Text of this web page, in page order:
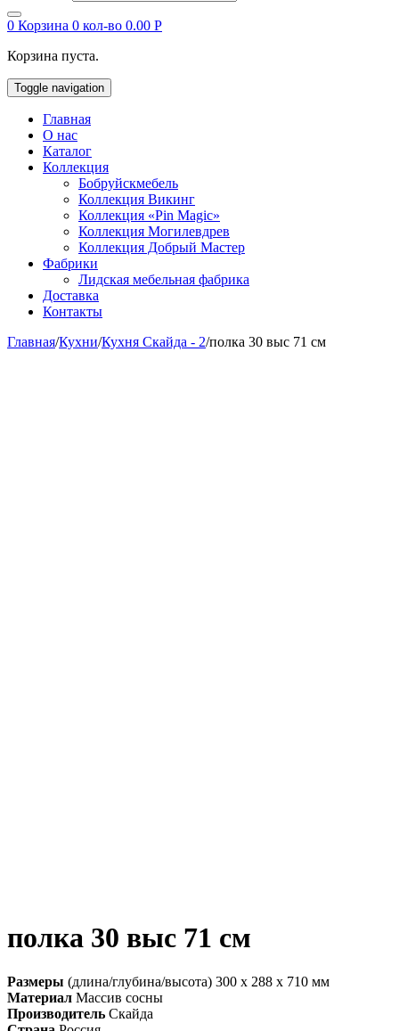
0 Корзина 0 кол-во 0.00 Р
Корзина пуста.
Toggle navigation
Главная
О нас
Каталог
Коллекция
Бобруйскмебель
Коллекция Викинг
Коллекция «Pin Magic»
Коллекция Могилевдрев
Коллекция Добрый Мастер
Фабрики
Лидская мебельная фабрика
Доставка
Контакты
Главная/Кухни/Кухня Скайда - 2/полка 30 выс 71 см
полка 30 выс 71 см
Размеры (длина/глубина/высота) 300 x 288 x 710 мм
Материал Массив сосны
Производитель Скайда